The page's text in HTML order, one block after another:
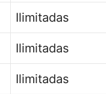
Ilimitadas
Ilimitadas
Ilimitadas